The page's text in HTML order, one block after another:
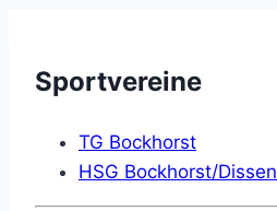
Sportvereine
TG Bockhorst
HSG Bockhorst/Dissen